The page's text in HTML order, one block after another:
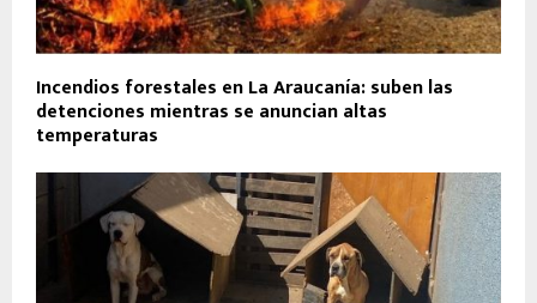
Incendios forestales en La Araucanía: suben las
detenciones mientras se anuncian altas
temperaturas